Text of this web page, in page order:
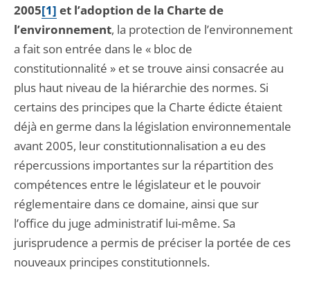
2005[1] et l’adoption de la Charte de
l’environnement, la protection de l’environnement
a fait son entrée dans le « bloc de
constitutionnalité » et se trouve ainsi consacrée au
plus haut niveau de la hiérarchie des normes. Si
certains des principes que la Charte édicte étaient
déjà en germe dans la législation environnementale
avant 2005, leur constitutionnalisation a eu des
répercussions importantes sur la répartition des
compétences entre le législateur et le pouvoir
réglementaire dans ce domaine, ainsi que sur
l’office du juge administratif lui-même. Sa
jurisprudence a permis de préciser la portée de ces
nouveaux principes constitutionnels.